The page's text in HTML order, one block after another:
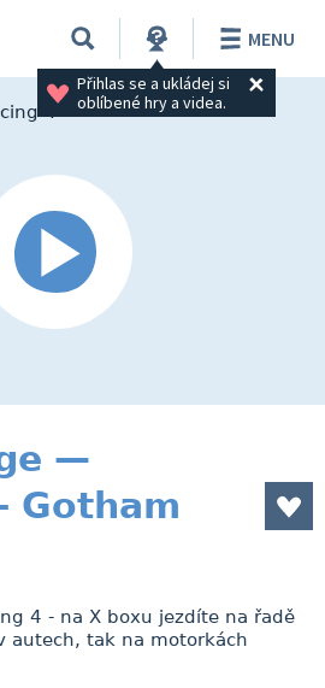
Přihlas se a ukládej si
oblíbené hry a videa.
MENU
—
Gotham
4 - na X boxu jezdíte na řadě
autech, tak na motorkách